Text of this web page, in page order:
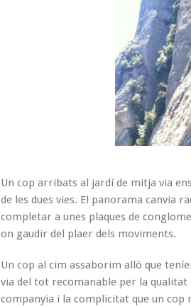
Un cop arribats al jardí de mitja via
de les dues vies. El panorama canvia
completar a unes plaques de
on gaudir del plaer dels moviments.
Un cop al cim assaborim allò que
via del tot recomanable per la
companyia i la complicitat que un